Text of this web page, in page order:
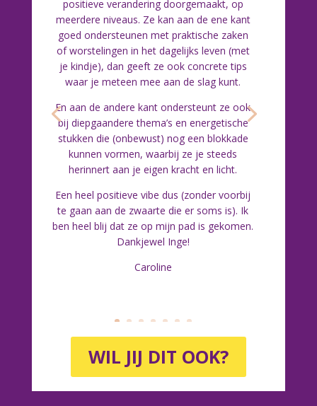
positieve verandering doorgemaakt, op
meerdere niveaus. Ze kan aan de ene kant
goed ondersteunen met praktische zaken
of worstelingen in het dagelijks leven (met
je kindje), dan geeft ze ook concrete tips
waar je meteen mee aan de slag kunt.
En aan de andere kant ondersteunt ze ook
bij diepgaandere thema’s en energetische
stukken die (onbewust) nog een blokkade
kunnen vormen, waarbij ze je steeds
herinnert aan je eigen kracht en licht.
Een heel positieve vibe dus (zonder voorbij
te gaan aan de zwaarte die er soms is). Ik
ben heel blij dat ze op mijn pad is gekomen.
Dankjewel Inge!
Caroline
WIL JIJ DIT OOK?